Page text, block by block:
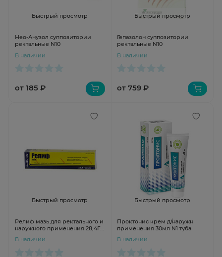
Быстрый просмотр
Нео-Анузол суппозитории
ректальные N10
В наличии
от 185 ₽
Быстрый просмотр
Гепазолон суппозитории
ректальные N10
В наличии
от 759 ₽
Быстрый просмотр
Релиф мазь для ректального и
наружного применения 28,4Г
В наличии
Быстрый просмотр
Проктонис крем д/наружн
применения 30мл N1 туба
В наличии